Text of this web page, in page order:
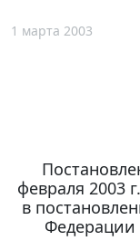
1 марта 2003
февраля 2003
в
Федерации